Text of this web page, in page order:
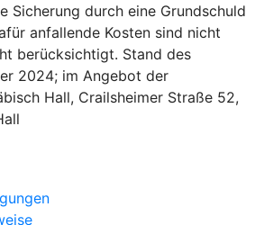
Sicherung durch eine Grundschuld
anfallende Kosten sind nicht
berücksichtigt. Stand des
2024; im Angebot der
Hall, Crailsheimer Straße 52,